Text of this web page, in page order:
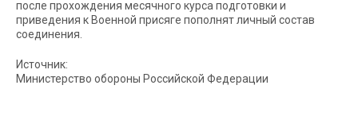
после прохождения месячного курса подготовки и
приведения к Военной присяге пополнят личный состав
соединения.
Источник:
Министерство обороны Российской Федерации